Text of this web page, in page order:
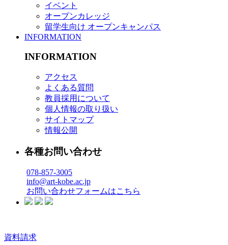
イベント
オープンカレッジ
留学生向け オープンキャンパス
INFORMATION
INFORMATION
アクセス
よくある質問
教員採用について
個人情報の取り扱い
サイトマップ
情報公開
各種お問い合わせ
078-857-3005
info@art-kobe.ac.jp
お問い合わせフォームはこちら
資料請求